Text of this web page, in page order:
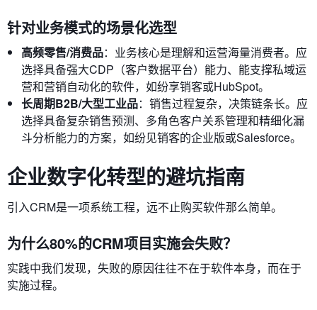
针对业务模式的场景化选型
高频零售/消费品：业务核心是理解和运营海量消费者。应
选择具备强大CDP（客户数据平台）能力、能支撑私域运
营和营销自动化的软件，如纷享销客或HubSpot。
长周期B2B/大型工业品：销售过程复杂，决策链条长。应
选择具备复杂销售预测、多角色客户关系管理和精细化漏
斗分析能力的方案，如纷见销客的企业版或Salesforce。
企业数字化转型的避坑指南
引入CRM是一项系统工程，远不止购买软件那么简单。
为什么80%的CRM项目实施会失败？
实践中我们发现，失败的原因往往不在于软件本身，而在于
实施过程。